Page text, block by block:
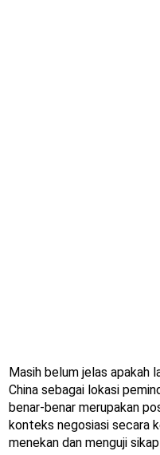
Masih belum jelas apakah
China sebagai lokasi
benar-benar merupakan
konteks negosiasi secara
menekan dan menguji